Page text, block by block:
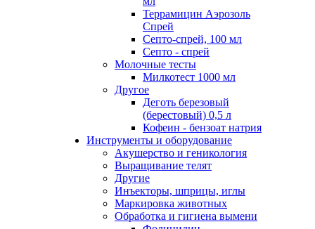
Террамицин Аэрозоль
Спрей
Септо-спрей, 100 мл
Септо - спрей
Молочные тесты
Милкотест 1000 мл
Другое
Деготь березовый
(берестовый) 0,5 л
Кофеин - бензоат натрия
Инструменты и оборудование
Акушерство и геникология
Выращивание телят
Другие
Инъекторы, шприцы, иглы
Маркировка животных
Обработка и гигиена вымени